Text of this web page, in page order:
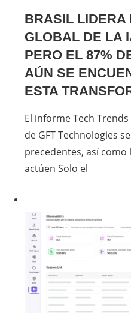
BRASIL LIDERA
GLOBAL DE LA
PERO EL 87%
AÚN SE
ESTA
El informe Tech
de GFT Technologies
precedentes, así
actúen Solo el